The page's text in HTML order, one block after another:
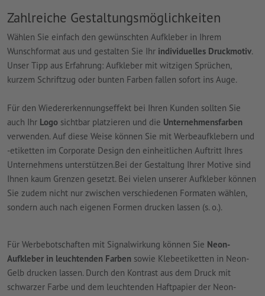
Zahlreiche Gestaltungsmöglichkeiten
Wählen Sie einfach den gewünschten Aufkleber in Ihrem
Wunschformat aus und gestalten Sie Ihr individuelles Druckmotiv.
Unser Tipp aus Erfahrung: Aufkleber mit witzigen Sprüchen,
kurzem Schriftzug oder bunten Farben fallen sofort ins Auge.
Für den Wiedererkennungseffekt bei Ihren Kunden sollten Sie
auch Ihr Logo sichtbar platzieren und die Unternehmensfarben
verwenden. Auf diese Weise können Sie mit Werbeaufklebern und
-etiketten im Corporate Design den einheitlichen Auftritt Ihres
Unternehmens unterstützen.Bei der Gestaltung Ihrer Motive sind
Ihnen kaum Grenzen gesetzt. Bei vielen unserer Aufkleber können
Sie zudem nicht nur zwischen verschiedenen Formaten wählen,
sondern auch nach eigenen Formen drucken lassen (s. o.).
Für Werbebotschaften mit Signalwirkung können Sie Neon-
Aufkleber in leuchtenden Farben sowie Klebeetiketten in Neon-
Gelb drucken lassen. Durch den Kontrast aus dem Druck mit
schwarzer Farbe und dem leuchtenden Haftpapier der Neon-